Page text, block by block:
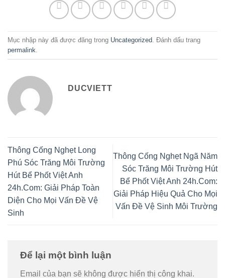
Mục nhập này đã được đăng trong Uncategorized . Đánh dấu trang
permalink
DUCVIETT
Thông Cống Nghẹt Long
Phú Sóc Trăng Môi Trường
Hút Bể Phốt Việt Anh
24h.Com: Giải Pháp Toàn
Diện Cho Mọi Vấn Đề Vệ
Sinh
Thông Cống Nghẹt Ngã Năm
Sóc Trăng Môi Trường Hút
Bể Phốt Việt Anh 24h.Com:
Giải Pháp Hiệu Quả Cho Mọi
Vấn Đề Vệ Sinh Môi Trường
Để lại một bình luận
Email của bạn sẽ không được hiển thị công khai.